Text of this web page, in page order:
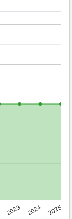
2023 2024 2025